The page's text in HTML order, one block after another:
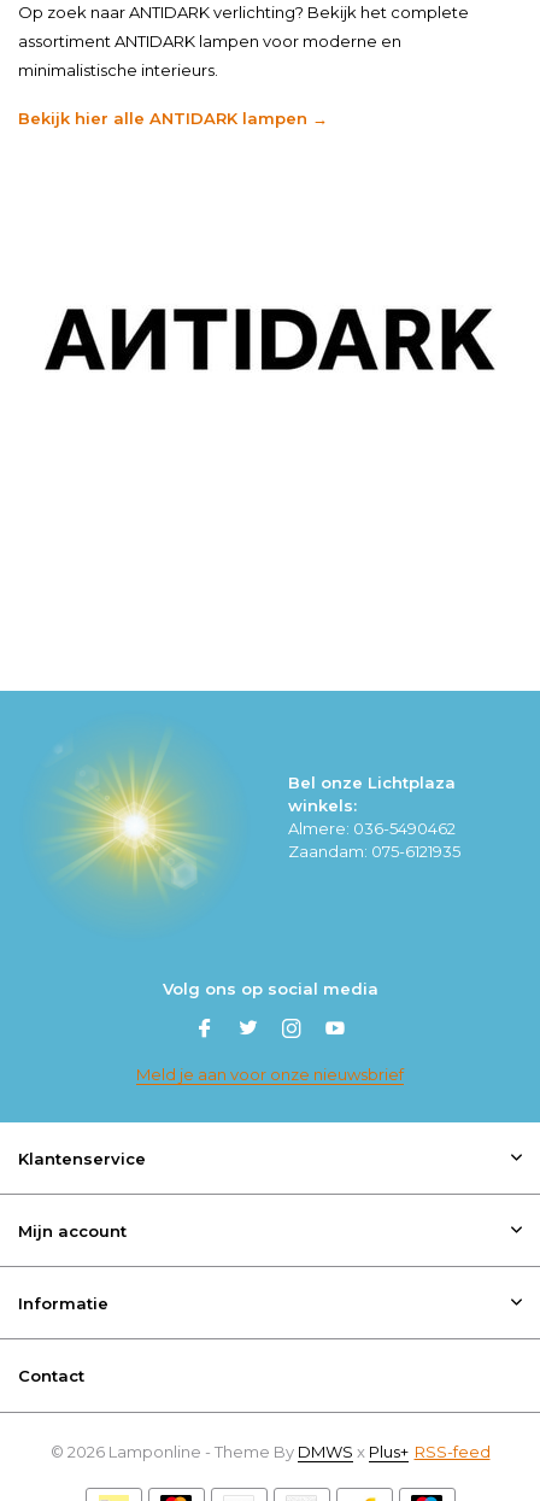
Op zoek naar ANTIDARK verlichting? Bekijk het complete
assortiment ANTIDARK lampen voor moderne en
minimalistische interieurs.
Bekijk hier alle ANTIDARK lampen →
Bel onze Lichtplaza
winkels:
Almere: 036-5490462
Zaandam: 075-6121935
Volg ons op social media
Meld je aan voor onze nieuwsbrief
Klantenservice
Mijn account
Informatie
Contact
© 2026 Lamponline - Theme By DMWS x Plus+ RSS-feed